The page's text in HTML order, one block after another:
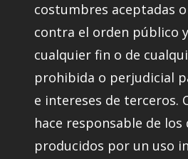
costumbres aceptadas
contra el orden público
cualquier fin o de
prohibida o perjudicial
e intereses de terceros.
hace responsable de los
producidos por un uso